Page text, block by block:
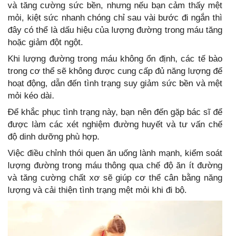
và tăng cường sức bền, nhưng nếu bạn cảm thấy mệt
mỏi, kiệt sức nhanh chóng chỉ sau vài bước đi ngắn thì
đây có thể là dấu hiệu của lượng đường trong máu tăng
hoặc giảm đột ngột.
Khi lượng đường trong máu không ổn định, các tế bào
trong cơ thể sẽ không được cung cấp đủ năng lượng để
hoạt động, dẫn đến tình trạng suy giảm sức bền và mệt
mỏi kéo dài.
Để khắc phục tình trạng này, bạn nên đến gặp bác sĩ để
được làm các xét nghiệm đường huyết và tư vấn chế
độ dinh dưỡng phù hợp.
Việc điều chỉnh thói quen ăn uống lành mạnh, kiểm soát
lượng đường trong máu thông qua chế độ ăn ít đường
và tăng cường chất xơ sẽ giúp cơ thể cân bằng năng
lượng và cải thiện tình trạng mệt mỏi khi đi bộ.